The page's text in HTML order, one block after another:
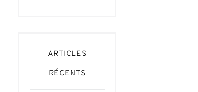
ARTICLES
RÉCENTS